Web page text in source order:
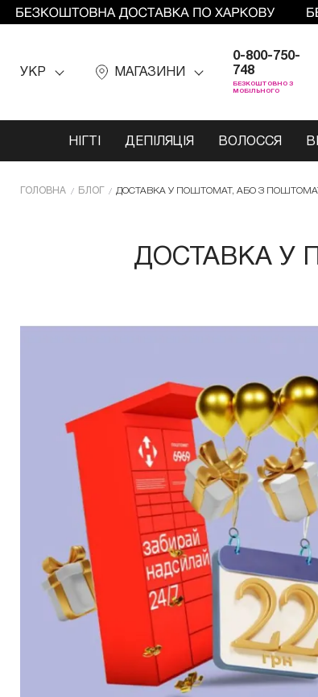
УКР МАГАЗИНИ
0-800-750-
748
БЕЗКОШТОВНО З
МОБІЛЬНОГО
НІГТІ ДЕПІЛЯЦІЯ ВОЛОССЯ
ГОЛОВНА БЛОГ ДОСТАВКА У ПОШТОМАТ, АБО З
ДОСТАВКА У